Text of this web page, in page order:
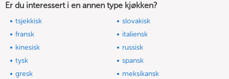
Er du interessert i en annen type kjøkken?
tsjekkisk
slovakisk
fransk
italiensk
kinesisk
russisk
tysk
spansk
gresk
meksikansk